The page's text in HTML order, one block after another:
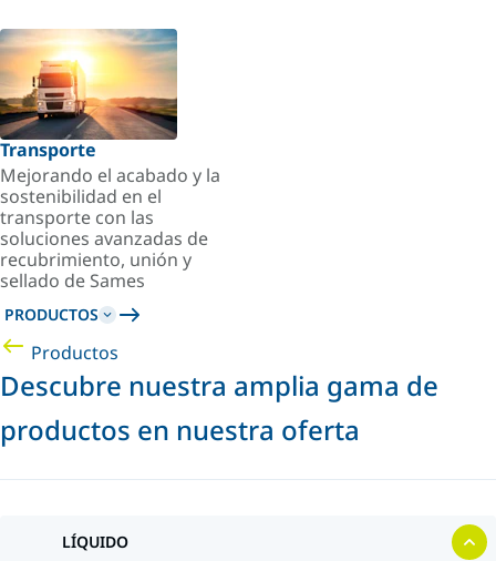
Transporte
Mejorando el acabado y la
sostenibilidad en el
transporte con las
soluciones avanzadas de
recubrimiento, unión y
sellado de Sames
PRODUCTOS
Productos
Descubre nuestra amplia gama de
productos en nuestra oferta
LÍQUIDO